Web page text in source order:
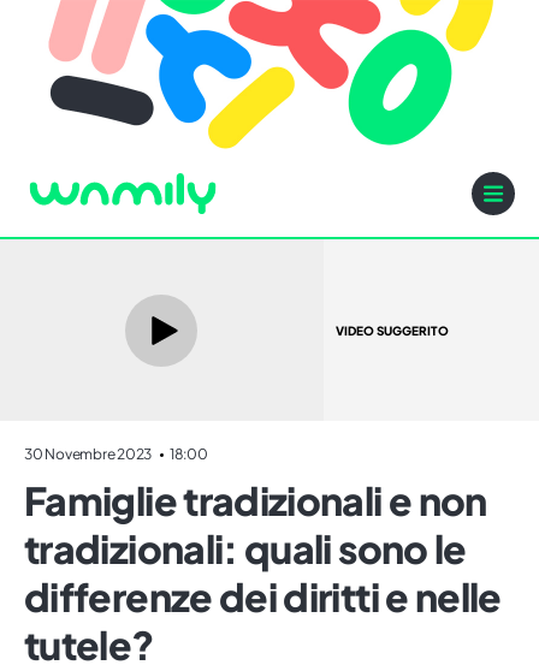
VIDEO SUGGERITO
30 Novembre 2023 18:00
Famiglie tradizionali e non
tradizionali: quali sono le
differenze dei diritti e nelle
tutele?